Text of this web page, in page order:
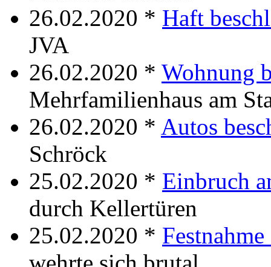
26.02.2020 * Haft
JVA
26.02.2020 * Wohnung
Mehrfamilienhaus am
26.02.2020 * Autos
Schröck
25.02.2020 * Einbruch
durch Kellertüren
25.02.2020 *